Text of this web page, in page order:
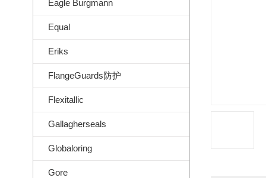
Eagle Burgmann
Equal
Eriks
FlangeGuards防护
Flexitallic
Gallagherseals
Globaloring
Gore